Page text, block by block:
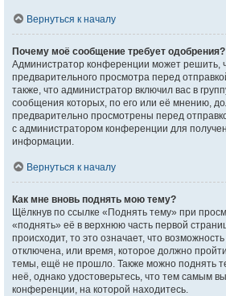
Вернуться к началу
Почему моё сообщение требует одобрения?
Администратор конференции может решить,
предварительного просмотра перед
также, что администратор включил вас в
сообщения которых, по его или её мнению,
предварительно просмотрены перед
с администратором конференции для
информации.
Вернуться к началу
Как мне вновь поднять мою тему?
Щёлкнув по ссылке «Поднять тему» при
«поднять» её в верхнюю часть первой
происходит, то это означает, что
отключена, или время, которое должно
темы, ещё не прошло. Также можно поднять
неё, однако удостоверьтесь, что тем самым
конференции, на которой находитесь.